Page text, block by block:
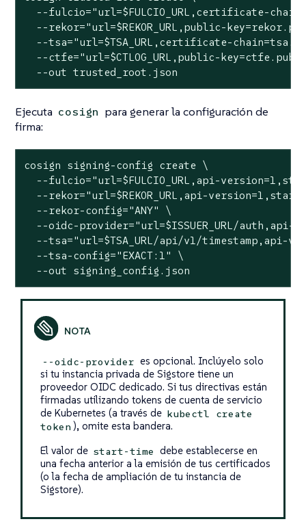
--fulcio="url=$FULCIO_URL,certificate-
--rekor="url=$REKOR_URL,public-
--tsa="url=$TSA_URL,certificate-
--ctfe="url=$CTLOG_URL,public-
  --out trusted_root.json
Ejecuta cosign para generar la configuración de
firma:
cosign signing-config create \
--fulcio="url=$FULCIO_URL,api-
--rekor="url=$REKOR_URL,api-
  --rekor-config="ANY" \
--oidc-provider="url=$ISSUER_URL/auth,api-
--tsa="url=$TSA_URL/api/v1/timestamp,api-
  --tsa-config="EXACT:1" \
  --out signing_config.json
--oidc-provider es opcional. Inclúyelo solo
si tu instancia privada de Sigstore tiene un
proveedor OIDC dedicado. Si tus directivas están
firmadas utilizando tokens de cuenta de servicio
de Kubernetes (a través de kubectl create
token ), omite esta bandera.
El valor de start-time debe establecerse en
una fecha anterior a la emisión de tus certificados
(o la fecha de ampliación de tu instancia de
Sigstore).